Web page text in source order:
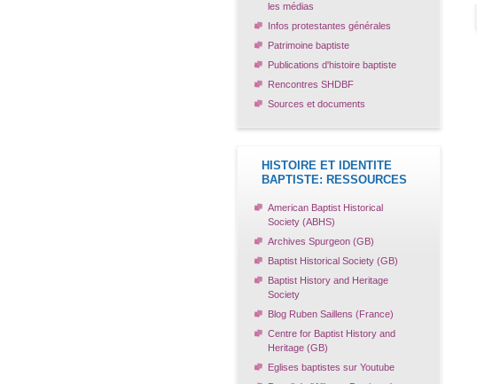
les médias
Infos protestantes générales
Patrimoine baptiste
Publications d'histoire baptiste
Rencontres SHDBF
Sources et documents
HISTOIRE ET IDENTITE
BAPTISTE: RESSOURCES
American Baptist Historical
Society (ABHS)
Archives Spurgeon (GB)
Baptist Historical Society (GB)
Baptist History and Heritage
Society
Blog Ruben Saillens (France)
Centre for Baptist History and
Heritage (GB)
Eglises baptistes sur Youtube